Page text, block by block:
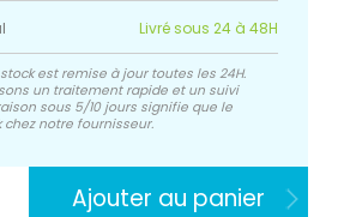
Livré sous 24 à 48H
est remise à jour toutes les 24H.
un traitement rapide et un suivi
sous 5/10 jours signifie que le
notre fournisseur.
Ajouter au panier